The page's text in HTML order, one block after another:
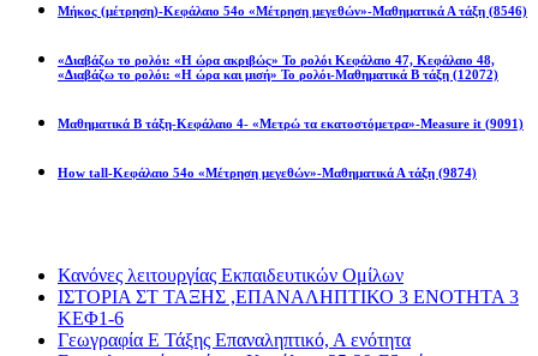
Μήκος (μέτρηση)-Κεφάλαιο 54ο «Μέτρηση μεγεθών»-Μαθηματικά Α τάξη (8546)
«Διαβάζω το ρολόι: «Η ώρα ακριβώς» Το ρολόι Κεφάλαιο 47, Κεφάλαιο 48,
«Διαβάζω το ρολόι: «Η ώρα και μισή» Το ρολόι-Μαθηματικά Β τάξη (12072)
Μαθηματικά Β τάξη-Κεφάλαιο 4- «Μετρώ τα εκατοστόμετρα»-Measure it (9091)
How tall-Κεφάλαιο 54ο «Μέτρηση μεγεθών»-Μαθηματικά Α τάξη (9874)
Κανόνες λειτουργίας Εκπαιδευτικών Ομίλων
ΙΣΤΟΡΙΑ ΣΤ ΤΑΞΗΣ ,ΕΠΑΝΑΛΗΠΤΙΚΟ 3 ΕΝΟΤΗΤΑ 3
ΚΕΦ1-6
Γεωγραφία Ε Τάξης Επαναληπτικό, Α ενότητα